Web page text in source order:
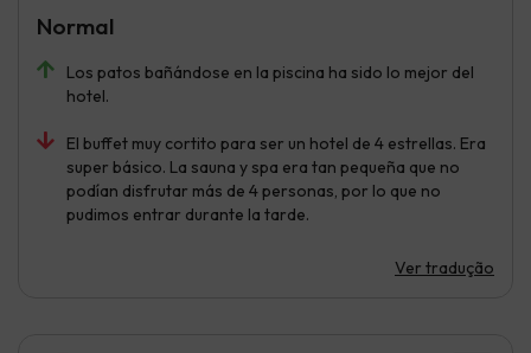
Los patos bañándose en la piscina ha sido lo mejor del
hotel.
El buffet muy cortito para ser un hotel de 4 estrellas. Era
super básico. La sauna y spa era tan pequeña que no
podían disfrutar más de 4 personas, por lo que no
pudimos entrar durante la tarde.
Ver tradução
Normal